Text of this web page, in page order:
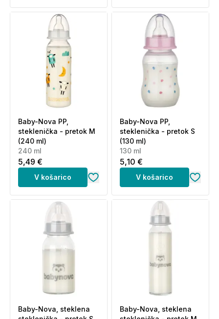
Baby-Nova PP,
steklenička - pretok M
(240 ml)
240 ml
5,49 €
V košarico
Baby-Nova PP,
steklenička - pretok S
(130 ml)
130 ml
5,10 €
V košarico
Baby-Nova, steklena
Baby-Nova, steklena